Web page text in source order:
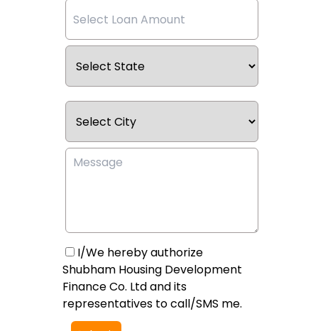
I/We hereby authorize
Shubham Housing Development
Finance Co. Ltd and its
representatives to call/SMS me.